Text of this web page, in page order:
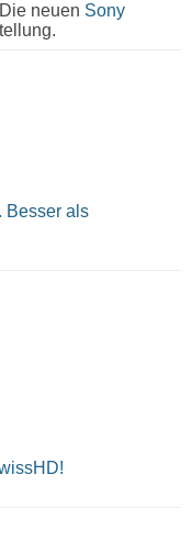
neuen Sony
Besser als